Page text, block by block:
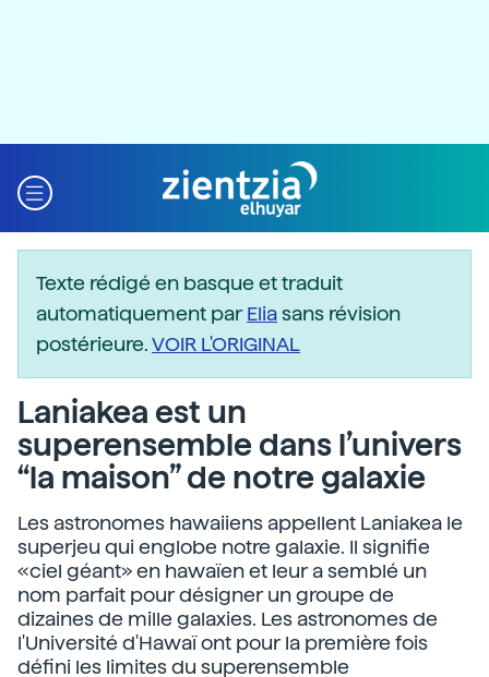
Texte rédigé en basque et traduit
automatiquement parEliasans révision
postérieure.VOIR L'ORIGINAL
Laniakea est un
superensemble dans l’univers
“la maison” de notre galaxie
Les astronomes hawaiiens appellent Laniakea le
superjeu qui englobe notre galaxie. Il signifie
«ciel géant» en hawaïen et leur a semblé un
nom parfait pour désigner un groupe de
dizaines de mille galaxies. Les astronomes de
l'Université d'Hawaï ont pour la première fois
défini les limites du superensemble